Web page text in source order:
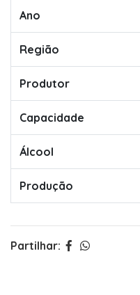
Ano
Região
Produtor
Capacidade
Álcool
Produção
Partilhar: